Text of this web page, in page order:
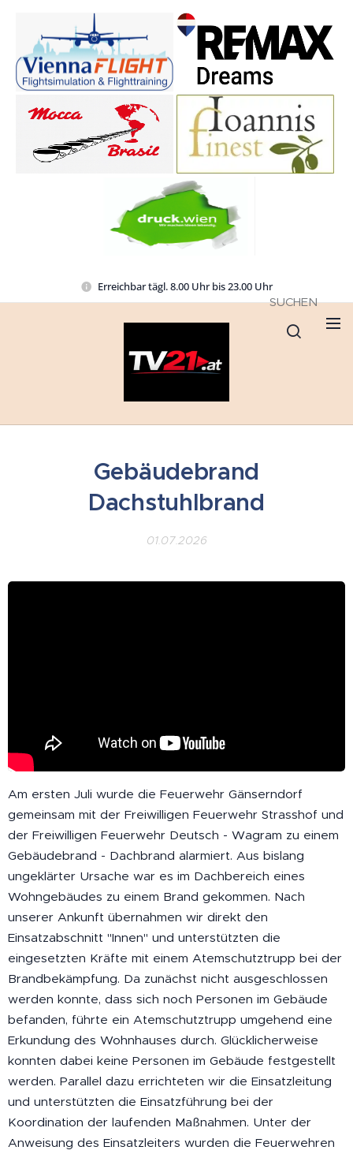
Erreichbar tägl. 8.00 Uhr bis 23.00 Uhr
SUCHEN
Gebäudebrand
Dachstuhlbrand
01.07.2026
Am ersten Juli wurde die Feuerwehr Gänserndorf
gemeinsam mit der Freiwilligen Feuerwehr Strasshof und
der Freiwilligen Feuerwehr Deutsch - Wagram zu einem
Gebäudebrand - Dachbrand alarmiert. Aus bislang
ungeklärter Ursache war es im Dachbereich eines
Wohngebäudes zu einem Brand gekommen. Nach
unserer Ankunft übernahmen wir direkt den
Einsatzabschnitt "Innen" und unterstützten die
eingesetzten Kräfte mit einem Atemschutztrupp bei der
Brandbekämpfung. Da zunächst nicht ausgeschlossen
werden konnte, dass sich noch Personen im Gebäude
befanden, führte ein Atemschutztrupp umgehend eine
Erkundung des Wohnhauses durch. Glücklicherweise
konnten dabei keine Personen im Gebäude festgestellt
werden. Parallel dazu errichteten wir die Einsatzleitung
und unterstützten die Einsatzführung bei der
Koordination der laufenden Maßnahmen. Unter der
Anweisung des Einsatzleiters wurden die Feuerwehren